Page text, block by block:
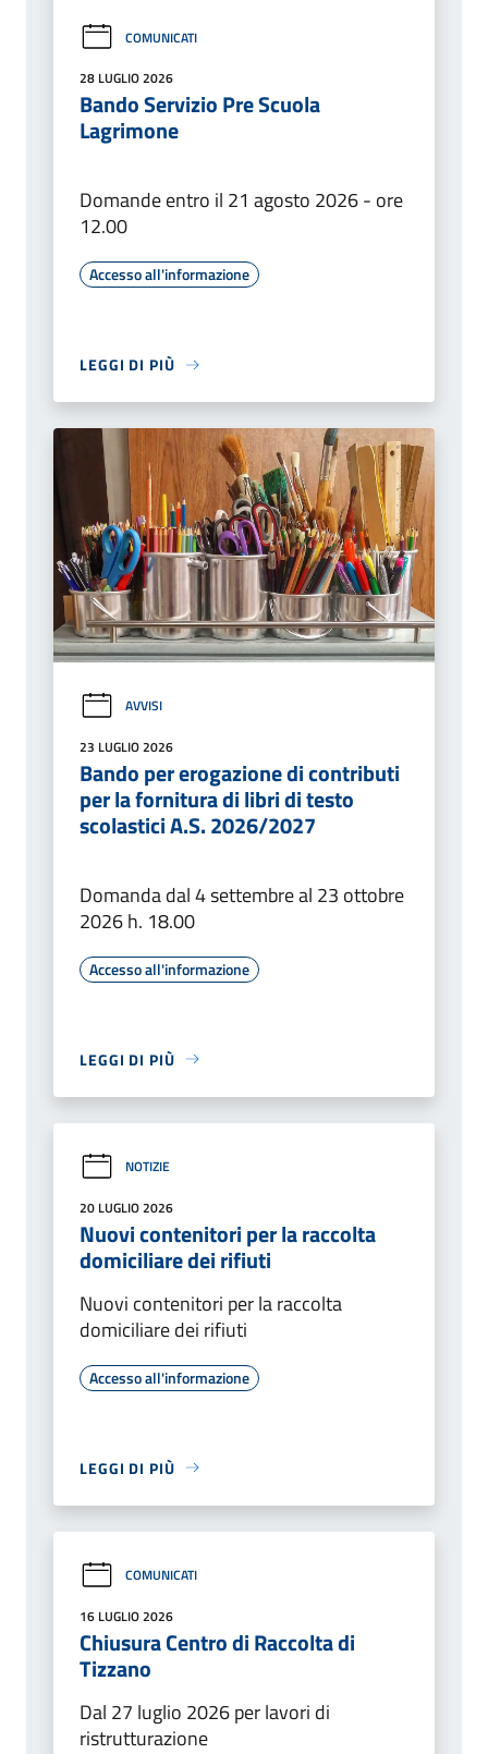
COMUNICATI
28 LUGLIO 2026
Bando Servizio Pre Scuola
Lagrimone
Domande entro il 21 agosto 2026 - ore
12.00
Accesso all'informazione
LEGGI DI PIÙ
AVVISI
23 LUGLIO 2026
Bando per erogazione di contributi
per la fornitura di libri di testo
scolastici A.S. 2026/2027
Domanda dal 4 settembre al 23 ottobre
2026 h. 18.00
Accesso all'informazione
LEGGI DI PIÙ
NOTIZIE
20 LUGLIO 2026
Nuovi contenitori per la raccolta
domiciliare dei rifiuti
Nuovi contenitori per la raccolta
domiciliare dei rifiuti
Accesso all'informazione
LEGGI DI PIÙ
COMUNICATI
16 LUGLIO 2026
Chiusura Centro di Raccolta di
Tizzano
Dal 27 luglio 2026 per lavori di
ristrutturazione